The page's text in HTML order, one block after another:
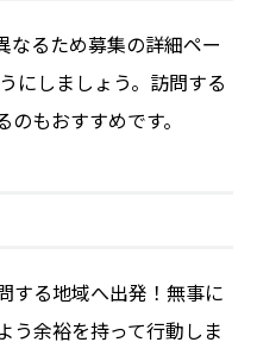
なるため募集の詳細ペー
にしましょう。訪問する
もおすすめです。
する地域へ出発！無事に
う余裕を持って行動しま